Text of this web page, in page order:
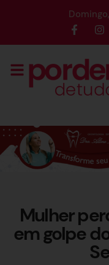
Mulher
em golpe